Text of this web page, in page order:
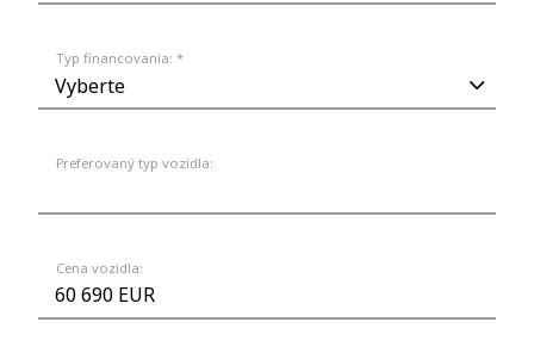
Typ financovania: *
Preferovaný typ vozidla:
Cena vozidla: